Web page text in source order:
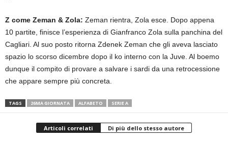
Z come Zeman & Zola: Zeman rientra, Zola esce. Dopo appena
10 partite, finisce l’esperienza di Gianfranco Zola sulla panchina del
Cagliari. Al suo posto ritorna Zdenek Zeman che gli aveva lasciato
spazio lo scorso dicembre dopo il ko interno con la Juve. Al boemo
dunque il compito di provare a salvare i sardi da una retrocessione
che appare sempre più concreta.
TAGS 26MA GIORNATA ALFABETO SERIE A
Articoli correlati Di più dello stesso autore